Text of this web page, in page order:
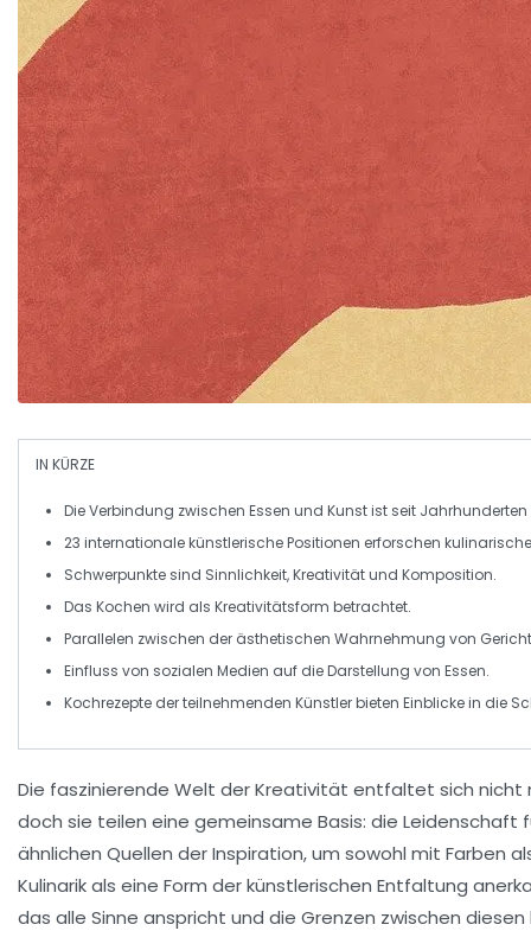
IN KÜRZE
Die Verbindung zwischen Essen und Kunstist seit
23 internationalekünstlerische Positionen erforschen
Schwerpunkte sind Sinnlichkeit,Kreativitätund Komposition.
Das Kochen wird als Kreativitätsform betrachtet.
Parallelen zwischen der ästhetischen Wahrnehmung von
Einfluss von sozialen Medien auf dieDarstellung von Essen.
Kochrezepte der teilnehmenden Künstler bieten Einblicke in die
Die faszinierende Welt derKreativität entfaltet sich nicht
doch sie teilen eine gemeinsame Basis: die Leidenschaft
ähnlichen Quellen der Inspiration, um sowohl mit Farben
Kulinarikals eine Form derkünstlerischen Entfaltung
das alle Sinne anspricht und die Grenzen zwischen